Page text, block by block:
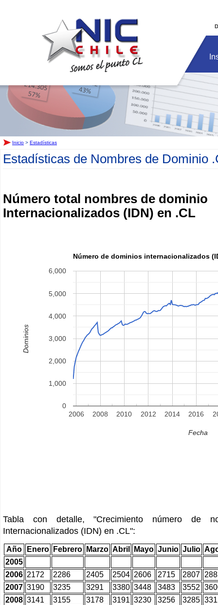
Inicio > Estadísticas
Estadísticas de Nombres de Dominio
Número total nombres de dominio
Internacionalizados (IDN) en .CL
Número de dominios internacionalizados
2006 2008 2010 2012 2014 2016
0
1,000
2,000
3,000
4,000
5,000
6,000
Fecha
Dominios
Tabla con detalle, "Crecimiento número de
Internacionalizados (IDN) en .CL":
Año Enero Febrero Marzo Abril Mayo Junio Julio
2005
2006 2172 2286 2405 2504 2606 2715 2807
2007 3190 3235 3291 3380 3448 3483 3552
2008 3141 3155 3178 3191 3230 3256 3285